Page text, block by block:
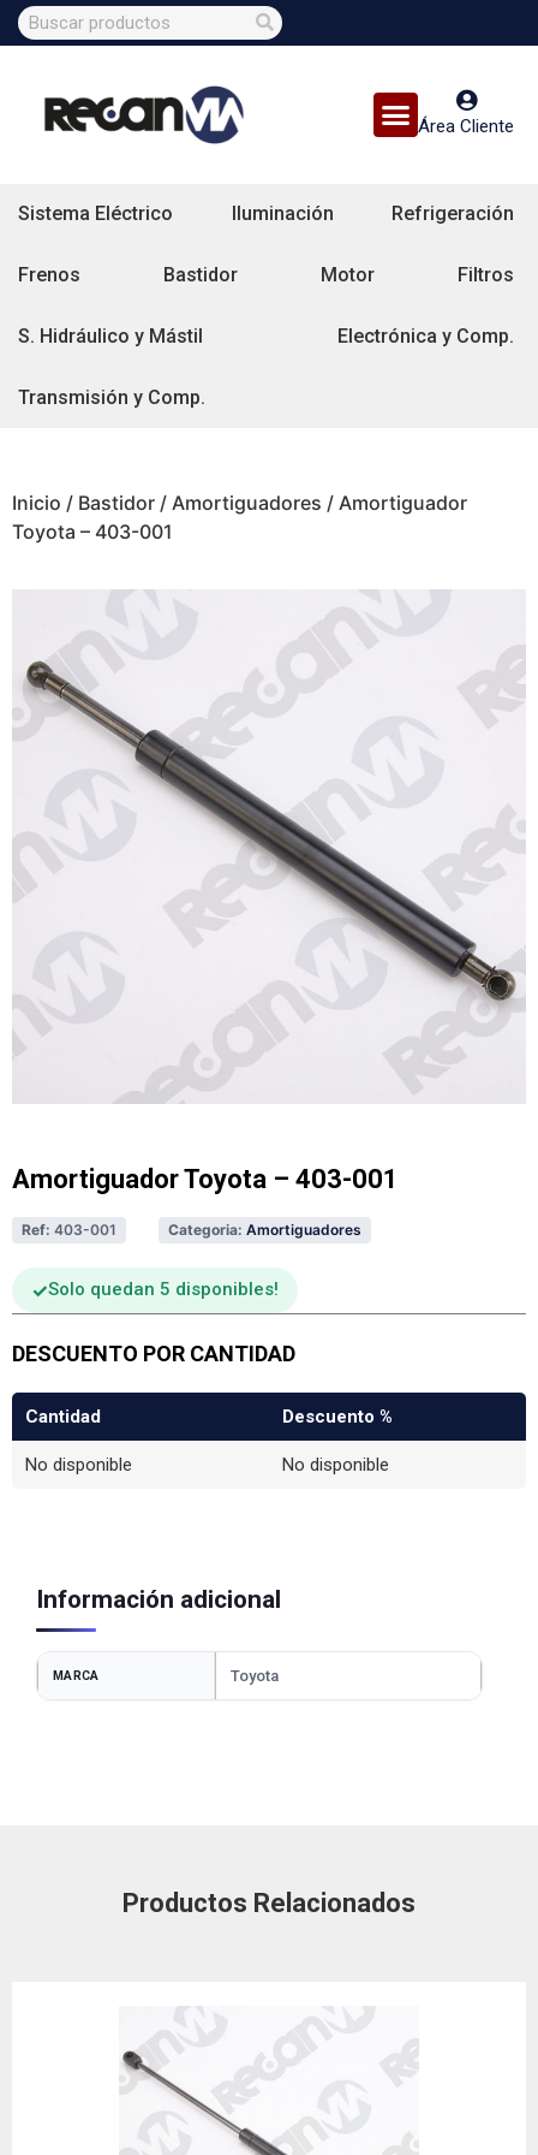
Área Cliente
Sistema Eléctrico Iluminación Refrigeración
Frenos Bastidor Motor Filtros
S. Hidráulico y Mástil Electrónica y Comp.
Transmisión y Comp.
Inicio / Bastidor / Amortiguadores / Amortiguador
Toyota – 403-001
Amortiguador Toyota – 403-001
Ref: 403-001 Categoria: Amortiguadores
Solo quedan 5 disponibles
DESCUENTO POR CANTIDAD
Cantidad Descuento %
No disponible No disponible
Información adicional
MARCA Toyota
Productos Relacionados